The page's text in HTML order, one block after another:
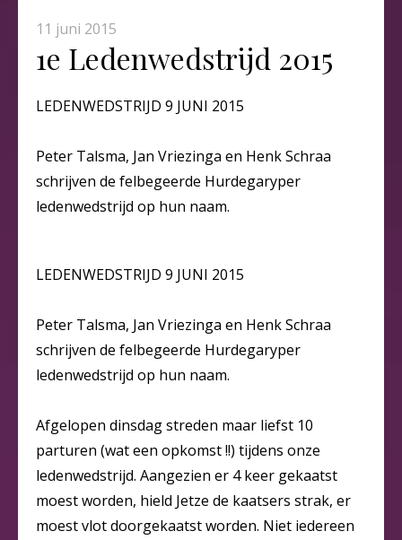
11 juni 2015
1e Ledenwedstrijd 2015
LEDENWEDSTRIJD 9 JUNI 2015
Peter Talsma, Jan Vriezinga en Henk Schraa
schrijven de felbegeerde Hurdegaryper
ledenwedstrijd op hun naam.
LEDENWEDSTRIJD 9 JUNI 2015
Peter Talsma, Jan Vriezinga en Henk Schraa
schrijven de felbegeerde Hurdegaryper
ledenwedstrijd op hun naam.
Afgelopen dinsdag streden maar liefst 10
parturen (wat een opkomst !!) tijdens onze
ledenwedstrijd. Aangezien er 4 keer gekaatst
moest worden, hield Jetze de kaatsers strak, er
moest vlot doorgekaatst worden. Niet iedereen